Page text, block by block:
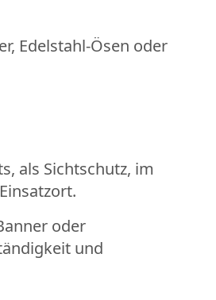
Edelstahl-Ösen oder
als Sichtschutz, im
oder
und